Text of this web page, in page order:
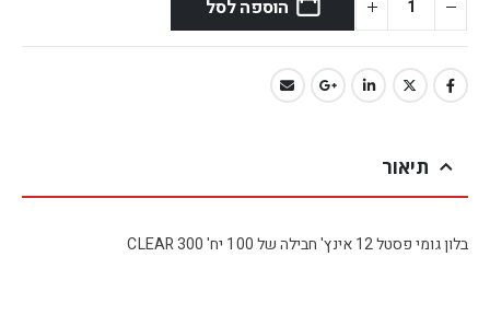
הוספה לסל
תיאור
בלון גומי פסטל 12 אינץ' חבילה של 100 יח' CLEAR 300